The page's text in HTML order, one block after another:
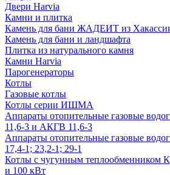
Двери Harvia
Камни и плитка
Камень для бани ЖАДЕИТ из
Камень для бани и ландшафта
Плитка из натурального камня
Камни Harvia
Парогенераторы
Котлы
Газовые котлы
Котлы серии ИШМА
Аппараты отопительные газовые
11,6-3 и АКГВ 11,6-3
Аппараты отопительные газовые
17,4-1; 23,2-1; 29-1
Котлы с чугунным теплообменником
и 100 кВт